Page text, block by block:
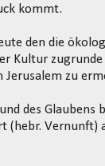
kommt.
den die
Kultur
Jerusalem zu
des Glaubens
(hebr. Vernunft)